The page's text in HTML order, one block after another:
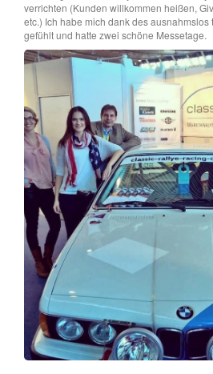
verrichten (Kunden willkommen heißen,
etc.) Ich habe mich dank des ausnahmslos
gefühlt und hatte zwei schöne Messetage.